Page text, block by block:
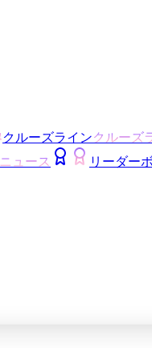
クルーズラインクルーズ
ニュース リーダー